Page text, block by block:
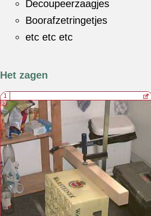
Decoupeerzaagjes
Boorafzetringetjes
etc etc etc
Het zagen
1